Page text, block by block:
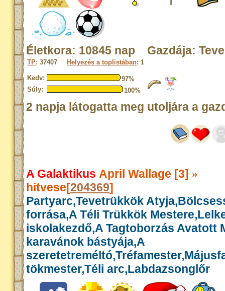
Életkora: 10845 nap Gazdája:
TP: 37407 Helyezés a toplistában: 1
Kedv:
97%
Súly:
100%
2 napja látogatta meg utoljára a
A Galaktikus April Wallage [3] »
hitvese[204369]
Partyarc,Tevetrükkök
forrása,A Téli Trükkök
iskolakezdő,A Tagtoborzás Avatott
karavánok bástyája,A
tökmester,Téli arc,Labdazsonglőr